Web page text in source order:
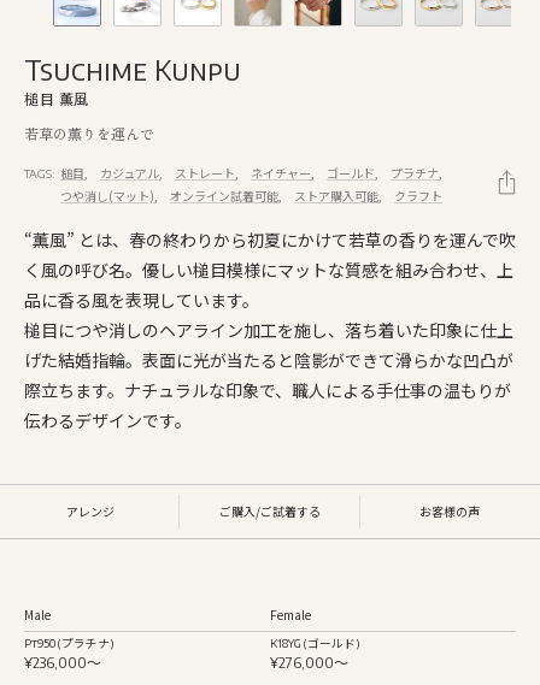
槌目 薫風
Tsuchime Kunpu
若草の薫りを運んで
TAGS: 槌目 カジュアル ストレート ネイチャー ゴールド
プラチナ
つや消し(マット)
オンライン試着可能 ストア購入可能 クラフト
“薫風” とは、春の終わりから初夏にかけて若草の香りを運んで吹
く風の呼び名。優しい槌目模様にマットな質感を組み合わせ、上
品に香る風を表現しています。
槌目につや消しのヘアライン加工を施し、落ち着いた印象に仕上
げた結婚指輪。表面に光が当たると陰影ができて滑らかな凹凸が
際立ちます。ナチュラルな印象で、職人による手仕事の温もりが
伝わるデザインです。
アレンジ ご購入/ご試着する お客様の声
Male Female
Pt950 (プラチナ)
¥236,000〜
K18YG (ゴールド)
¥276,000〜